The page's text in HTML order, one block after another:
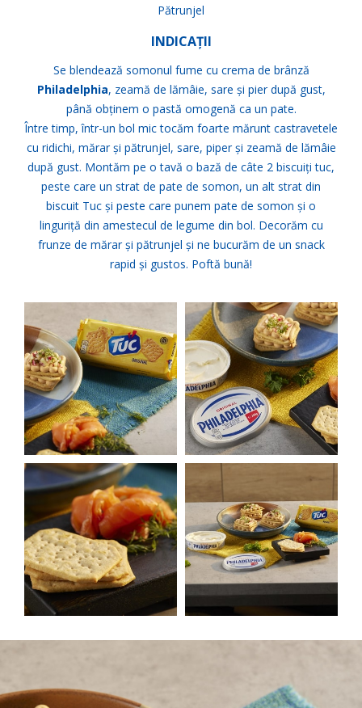
Pătrunjel
INDICAȚII
Se blendează somonul fume cu crema de brânză
Philadelphia, zeamă de lămâie, sare și pier după gust,
până obținem o pastă omogenă ca un pate.
Între timp, într-un bol mic tocăm foarte mărunt castravetele
cu ridichi, mărar și pătrunjel, sare, piper și zeamă de lămâie
după gust. Montăm pe o tavă o bază de câte 2 biscuiți tuc,
peste care un strat de pate de somon, un alt strat din
biscuit Tuc și peste care punem pate de somon și o
linguriță din amestecul de legume din bol. Decorăm cu
frunze de mărar și pătrunjel și ne bucurăm de un snack
rapid și gustos. Poftă bună!